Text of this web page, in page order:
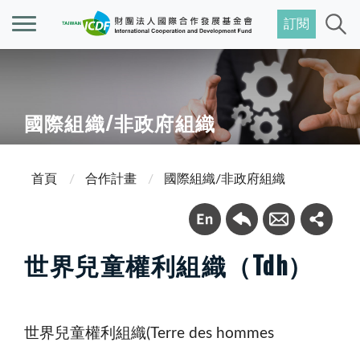
訂閱
國際組織/非政府組織
首頁 合作計畫 國際組織/非政府組織
世界兒童權利組織（Tdh）
世界兒童權利組織(Terre des hommes